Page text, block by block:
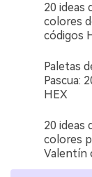
20 ideas
colores
códigos
Paletas
Pascua:
HEX
20 ideas
colores
Valentín